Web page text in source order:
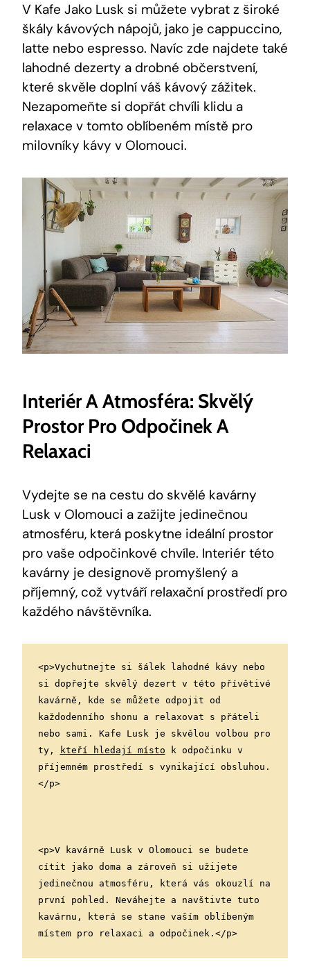
V Kafe Jako Lusk si můžete vybrat z široké
škály kávových nápojů, jako‌ je ​cappuccino,
latte nebo espresso. Navíc zde najdete také
lahodné dezerty ‍a drobné‌ občerstvení,
které skvěle doplní ⁢váš kávový‌ zážitek.
Nezapomeňte si dopřát chvíli klidu a
relaxace v tomto oblíbeném místě pro
milovníky kávy v Olomouci.
Interiér A Atmosféra: Skvělý
Prostor‍ Pro Odpočinek A
Relaxaci
Vydejte se na‌ cestu do skvělé kavárny
Lusk v Olomouci a ‌zažijte jedinečnou
atmosféru, která poskytne ideální prostor
pro vaše odpočinkové chvíle. Interiér této
kavárny je designově promyšlený a
příjemný, což vytváří relaxační prostředí pro
každého návštěvníka.
<p>Vychutnejte si šálek lahodné kávy nebo
si dopřejte skvělý dezert v této přívětivé
kavárně, kde se můžete odpojit od
každodenního shonu a relaxovat s přáteli
nebo sami. Kafe Lusk je skvělou volbou pro
ty,
kteří hledají místo k odpočinku v
příjemném prostředí s vynikající obsluhou.
</p>
<p>V kavárně Lusk v Olomouci se budete
cítit jako doma a zároveň si užijete
jedinečnou atmosféru, která vás okouzlí na
první pohled. Neváhejte a navštivte tuto
kavárnu, která se stane vaším oblíbeným
místem pro relaxaci a odpočinek.</p>